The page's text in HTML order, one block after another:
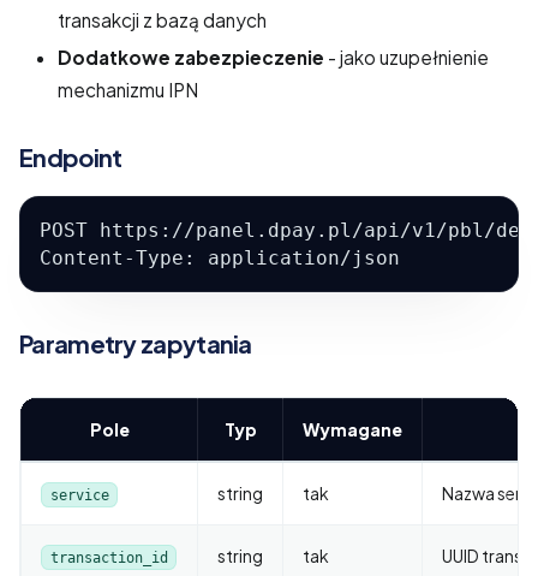
transakcji z bazą danych
Dodatkowe zabezpieczenie - jako uzupełnienie
mechanizmu IPN
Endpoint
POST https://panel.dpay.pl/api/v1/pbl/
Content-Type: application/json
Parametry zapytania
Pole Typ Wymagane
service string tak Nazwa
transaction_id string tak UUID